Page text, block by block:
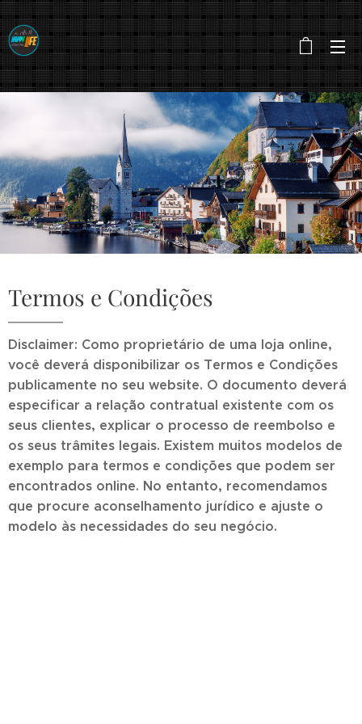
Termos e Condições
Disclaimer: Como proprietário de uma loja online,
você deverá disponibilizar os Termos e Condições
publicamente no seu website. O documento deverá
especificar a relação contratual existente com os
seus clientes, explicar o processo de reembolso e
os seus trâmites legais. Existem muitos modelos de
exemplo para termos e condições que podem ser
encontrados online. No entanto, recomendamos
que procure aconselhamento jurídico e ajuste o
modelo às necessidades do seu negócio.